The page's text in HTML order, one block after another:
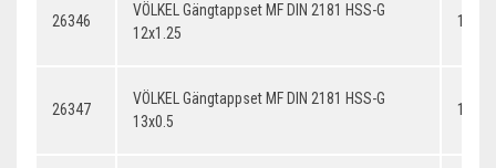
26346
VÖLKEL Gängtappset MF DIN 2181 HSS-G
12x1.25
26347
VÖLKEL Gängtappset MF DIN 2181 HSS-G
13x0.5